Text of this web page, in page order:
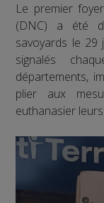
Le premier
(DNC) a été
savoyards le 29
signalés
départements,
plier aux
euthanasier